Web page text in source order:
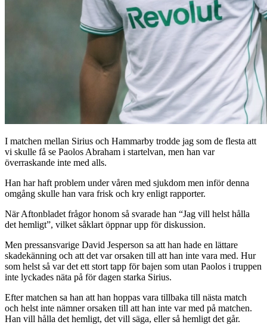
I matchen mellan Sirius och Hammarby trodde jag som de flesta att
vi skulle få se Paolos Abraham i startelvan, men han var
överraskande inte med alls.
Han har haft problem under våren med sjukdom men inför denna
omgång skulle han vara frisk och kry enligt rapporter.
När Aftonbladet frågor honom så svarade han “Jag vill helst hålla
det hemligt”, vilket såklart öppnar upp för diskussion.
Men pressansvarige David Jesperson sa att han hade en lättare
skadekänning och att det var orsaken till att han inte vara med. Hur
som helst så var det ett stort tapp för bajen som utan Paolos i truppen
inte lyckades näta på för dagen starka Sirius.
Efter matchen sa han att han hoppas vara tillbaka till nästa match
och helst inte nämner orsaken till att han inte var med på matchen.
Han vill hålla det hemligt, det vill säga, eller så hemligt det går.